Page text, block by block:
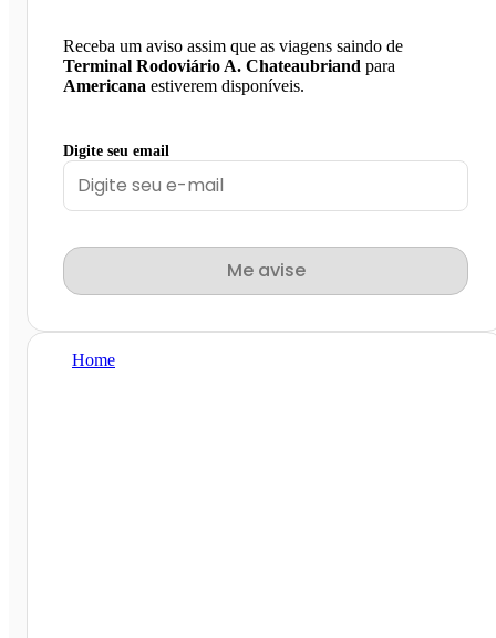
Receba um aviso assim que as viagens saindo de
Terminal Rodoviário A. Chateaubriand para
Americana estiverem disponíveis.
Digite seu email
Me avise
Home